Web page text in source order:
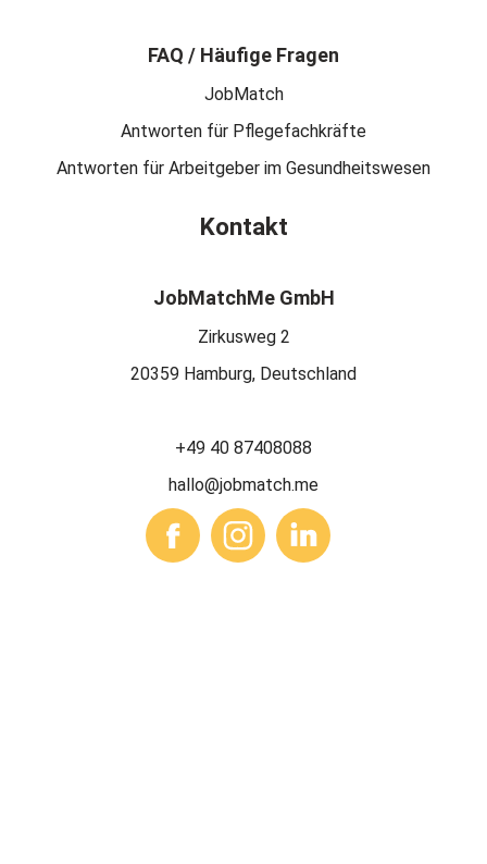
FAQ / Häufige Fragen
JobMatch
Antworten für Pflegefachkräfte
Antworten für Arbeitgeber im Gesundheitswesen
Kontakt
JobMatchMe GmbH
Zirkusweg 2
20359 Hamburg, Deutschland
+49 40 87408088
hallo@jobmatch.me